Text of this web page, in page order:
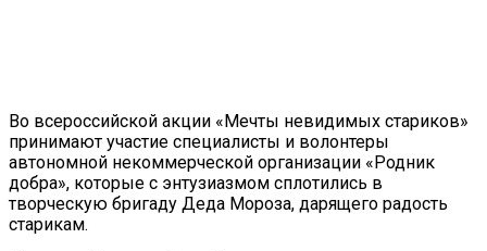
Во всероссийской акции «Мечты невидимых стариков»
принимают участие специалисты и волонтеры
автономной некоммерческой организации «Родник
добра», которые с энтузиазмом сплотились в
творческую бригаду Деда Мороза, дарящего радость
старикам.